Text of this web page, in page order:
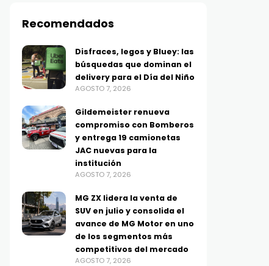
Recomendados
Disfraces, legos y Bluey: las
búsquedas que dominan el
delivery para el Día del Niño
AGOSTO 7, 2026
Gildemeister renueva
compromiso con Bomberos
y entrega 19 camionetas
JAC nuevas para la
institución
AGOSTO 7, 2026
MG ZX lidera la venta de
SUV en julio y consolida el
avance de MG Motor en uno
de los segmentos más
competitivos del mercado
AGOSTO 7, 2026